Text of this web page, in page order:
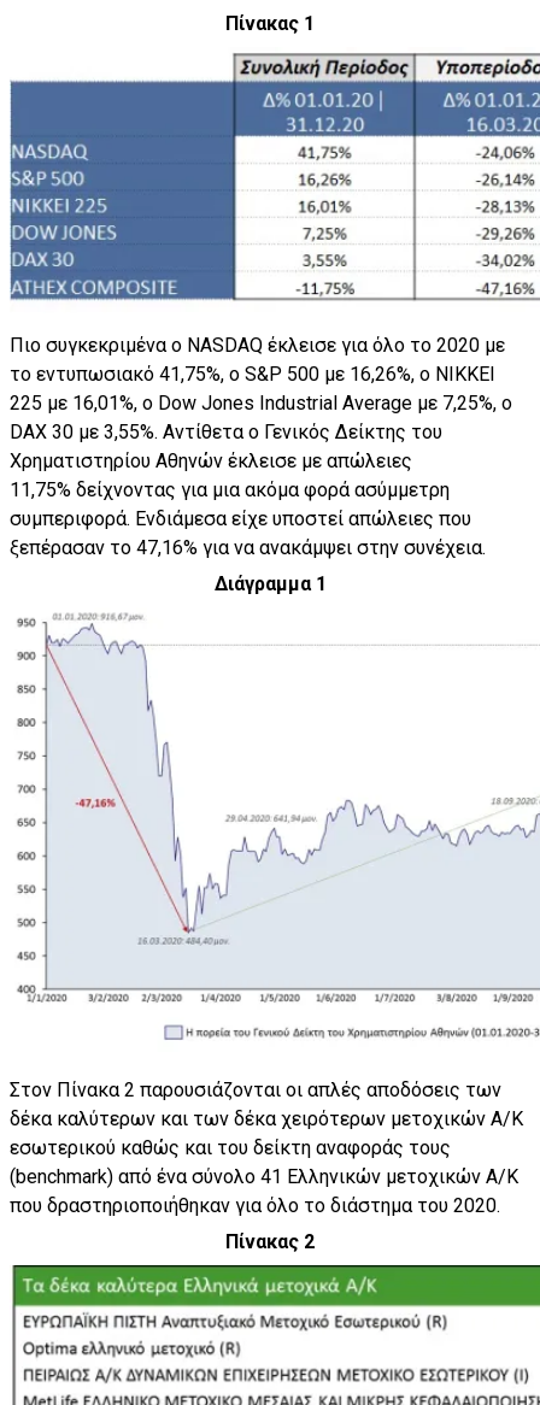
Πίνακας 1
Πιο συγκεκριμένα ο NASDAQ έκλεισε για όλο το 2020 με
το εντυπωσιακό 41,75%, ο S&P 500 με 16,26%, ο NIKKEI
225 με 16,01%, ο Dow Jones Industrial Average με 7,25%, ο
DAX 30 με 3,55%. Αντίθετα ο Γενικός Δείκτης του
Χρηματιστηρίου Αθηνών έκλεισε με απώλειες
11,75% δείχνοντας για μια ακόμα φορά ασύμμετρη
συμπεριφορά. Ενδιάμεσα είχε υποστεί απώλειες που
ξεπέρασαν το 47,16% για να ανακάμψει στην συνέχεια.
Διάγραμμα 1
Στον Πίνακα 2 παρουσιάζονται οι απλές αποδόσεις των
δέκα καλύτερων και των δέκα χειρότερων μετοχικών Α/Κ
εσωτερικού καθώς και του δείκτη αναφοράς τους
(benchmark) από ένα σύνολο 41 Ελληνικών μετοχικών Α/Κ
που δραστηριοποιήθηκαν για όλο το διάστημα του 2020.
Πίνακας 2